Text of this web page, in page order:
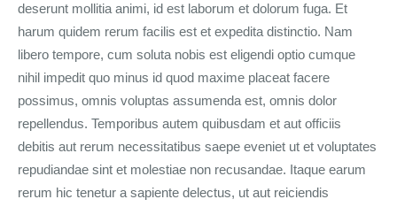
deserunt mollitia animi, id est laborum et dolorum fuga. Et
harum quidem rerum facilis est et expedita distinctio. Nam
libero tempore, cum soluta nobis est eligendi optio cumque
nihil impedit quo minus id quod maxime placeat facere
possimus, omnis voluptas assumenda est, omnis dolor
repellendus. Temporibus autem quibusdam et aut officiis
debitis aut rerum necessitatibus saepe eveniet ut et voluptates
repudiandae sint et molestiae non recusandae. Itaque earum
rerum hic tenetur a sapiente delectus, ut aut reiciendis